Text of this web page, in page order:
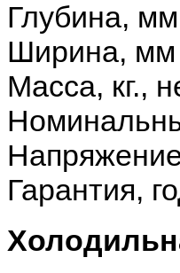
Глубина, мм
Ширина, мм
Масса, кг.,
Гарантия,